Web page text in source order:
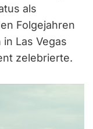
als
Folgejahren
Las Vegas
zelebrierte.